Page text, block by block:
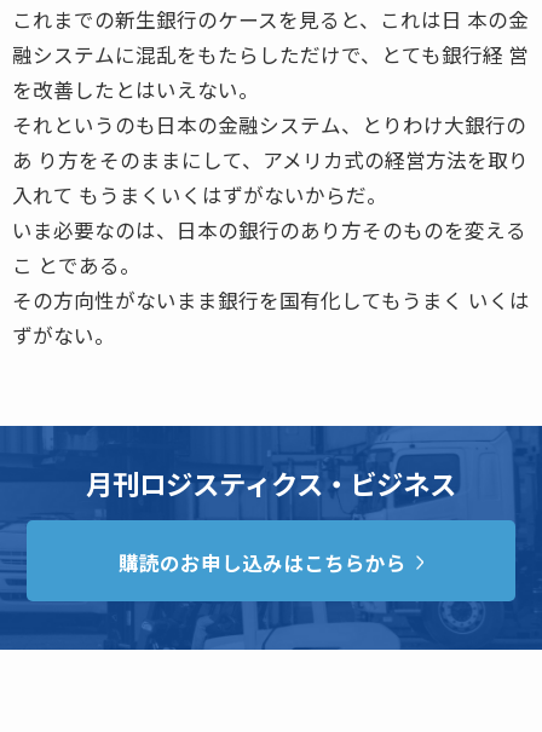
これまでの新生銀行のケースを見ると、これは日 本の金
融システムに混乱をもたらしただけで、とても銀行経 営
を改善したとはいえない。
それというのも日本の金融システム、とりわけ大銀行の
あ り方をそのままにして、アメリカ式の経営方法を取り
入れて もうまくいくはずがないからだ。
いま必要なのは、日本の銀行のあり方そのものを変える
こ とである。
その方向性がないまま銀行を国有化してもうまく いくは
ずがない。
月刊ロジスティクス・ビジネス
購読のお申し込みはこちらから